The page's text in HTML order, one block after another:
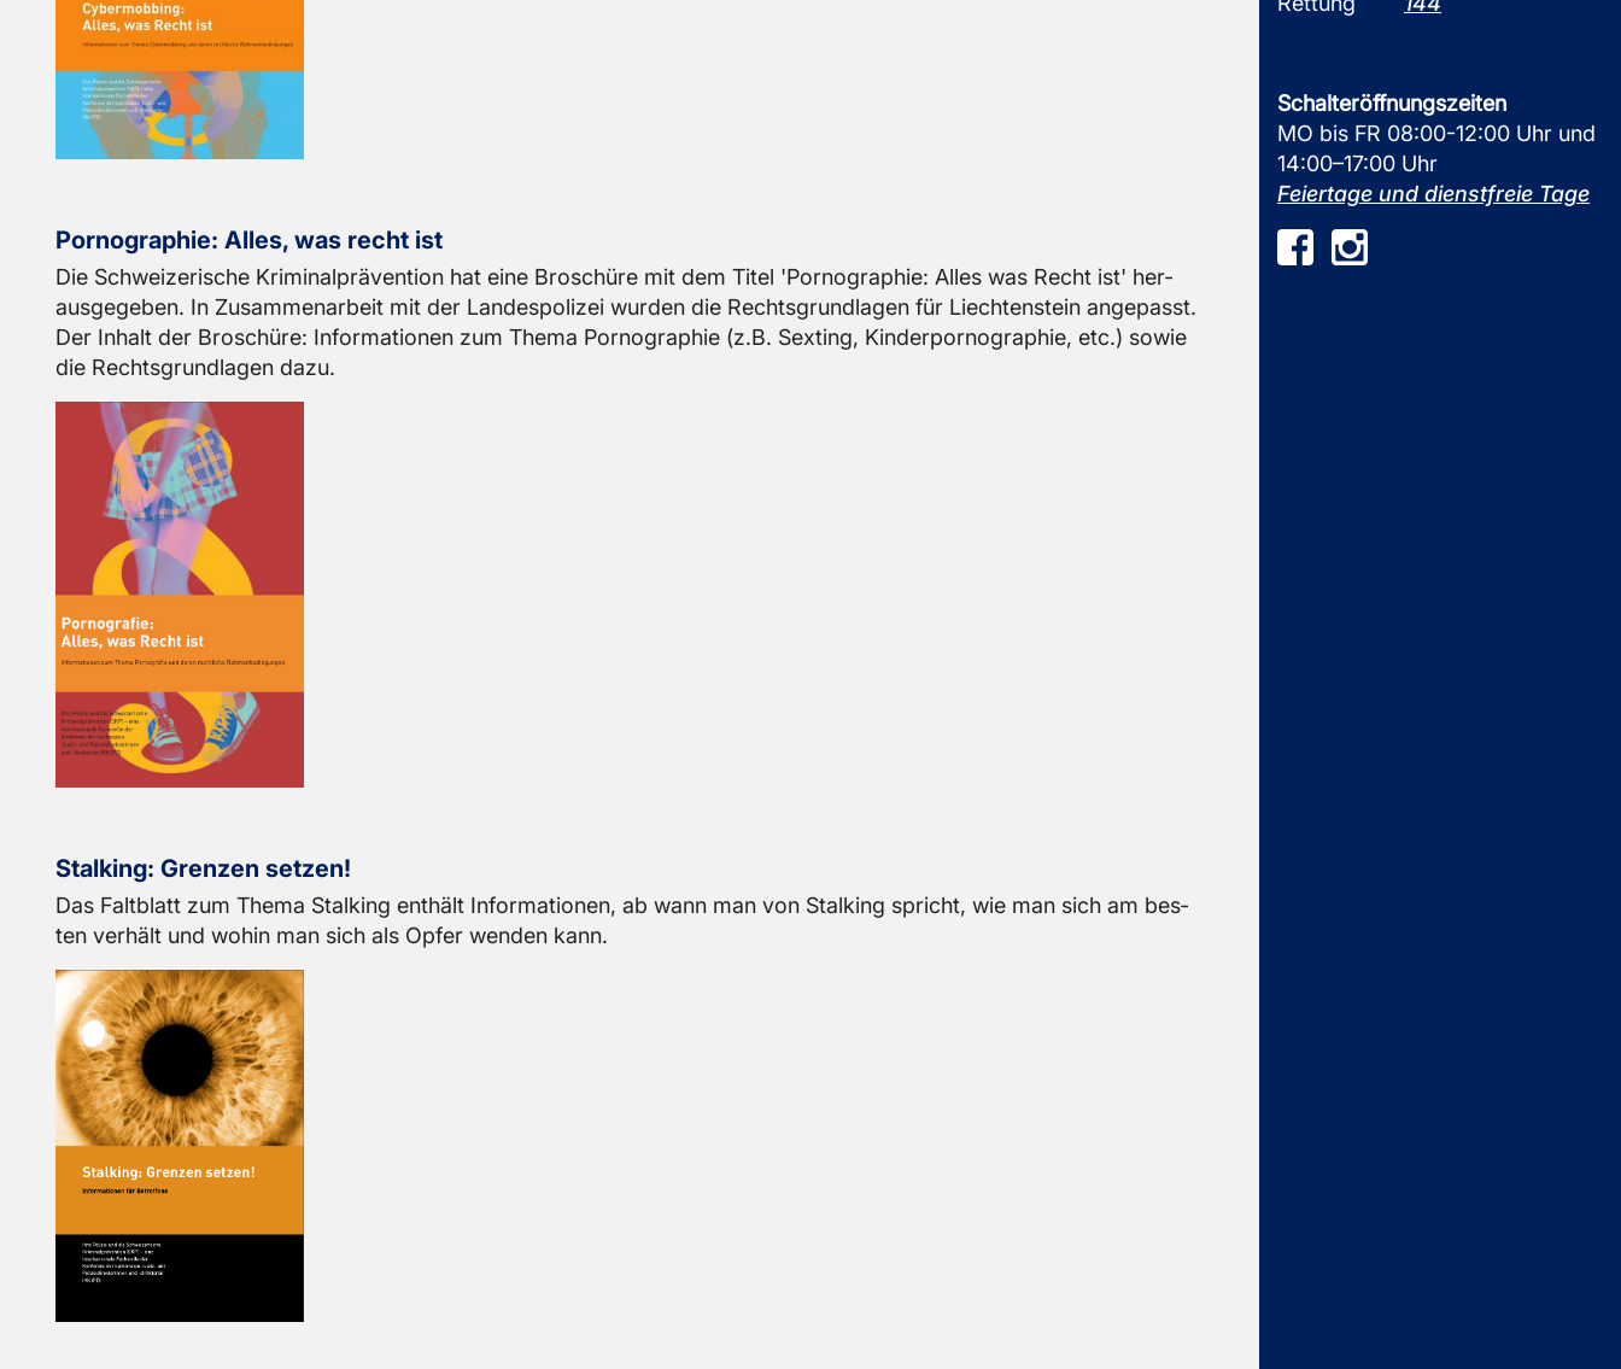
Por­no­gra­phie: Alles, was recht ist
Die Schwei­ze­ri­sche Kri­mi­nal­prä­ven­ti­on hat eine Bro­schü­re mit dem Titel 'Por­no­gra­phie: Alles was Recht ist' her­
aus­ge­ge­ben. In Zu­sam­men­ar­beit mit der Lan­des­po­li­zei wur­den die Rechts­grund­la­gen für Liech­ten­stein an­ge­passt.
Der In­halt der Bro­schü­re: In­for­ma­tio­nen zum Thema Por­no­gra­phie (z.B. Sex­ting, Kin­der­por­no­gra­phie, etc.) sowie
die Rechts­grund­la­gen dazu.
Stal­king: Gren­zen set­zen!
Das Falt­blatt zum Thema Stal­king ent­hält In­for­ma­tio­nen, ab wann man von Stal­king spricht, wie man sich am bes­
ten ver­hält und wohin man sich als Opfer wen­den kann.
Schalteröffnungszeiten
MO bis FR 08:00-12:00 Uhr und
14:00–17:00 Uhr
Feiertage und dienstfreie Tage